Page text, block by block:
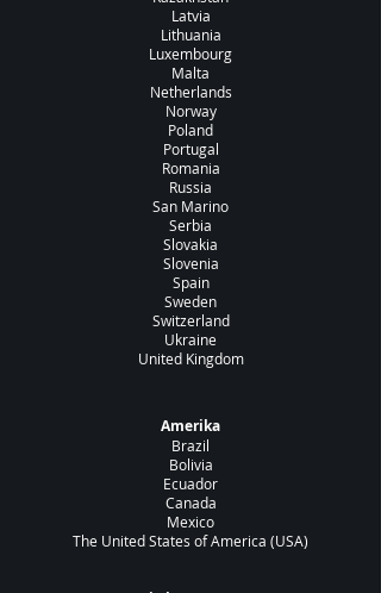
Latvia
Lithuania
Luxembourg
Malta
Netherlands
Norway
Poland
Portugal
Romania
Russia
San Marino
Serbia
Slovakia
Slovenia
Spain
Sweden
Switzerland
Ukraine
United Kingdom
Amerika
Brazil
Bolivia
Ecuador
Canada
Mexico
The United States of America (USA)